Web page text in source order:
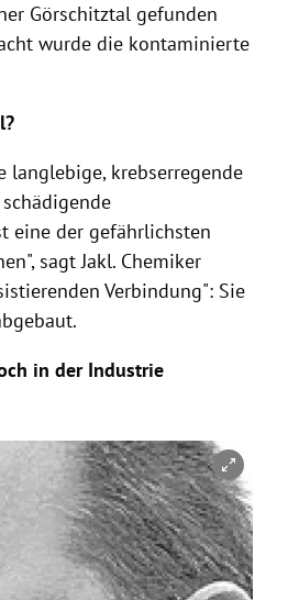
Görschitztal gefunden
wurde die kontaminierte
langlebige, krebserregende
eine der gefährlichsten
sagtJakl. Chemiker
Verbindung": Sie
in der Industrie